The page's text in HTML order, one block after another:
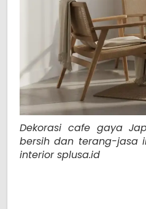
Dekorasi cafe gaya
bersih dan terang-jasa
interior splusa.id